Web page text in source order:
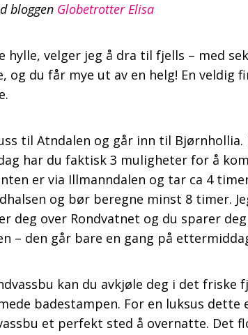
bloggen Globetrotter Elisa
hylle, velger jeg å dra til fjells – med
og du får mye ut av en helg! En veldig
til Atndalen og går inn til
har du faktisk 3 muligheter for å
er via Illmanndalen og tar ca 4
og bør beregne minst 8 timer.
deg over Rondvatnet og du sparer
– den går bare en gang på
kan du avkjøle deg i det friske
badestampen. For en luksus
et perfekt sted å overnatte. Det